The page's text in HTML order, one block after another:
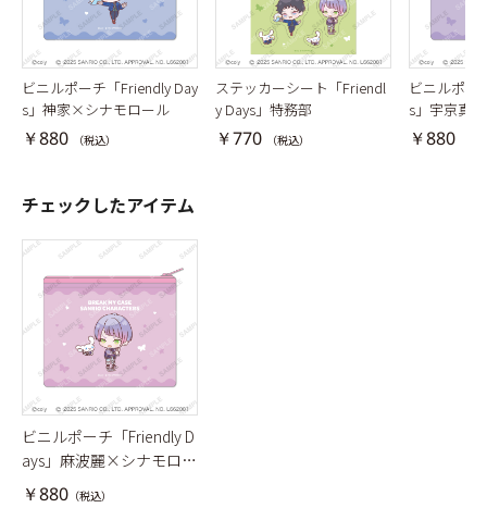
ビニルポーチ「Friendly Day
s」神家×シナモロール
￥880 （税込）
ステッカーシート「Friendl
y Days」特務部
￥770 （税込）
ビニルポー
s」宇京真
￥880
チェックしたアイテム
ビニルポーチ「Friendly D
ays」麻波麗×シナモロー
ル
￥880 （税込）